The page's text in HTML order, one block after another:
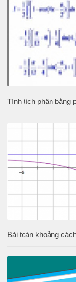
Tính tích phân bằng
Bài toán khoảng